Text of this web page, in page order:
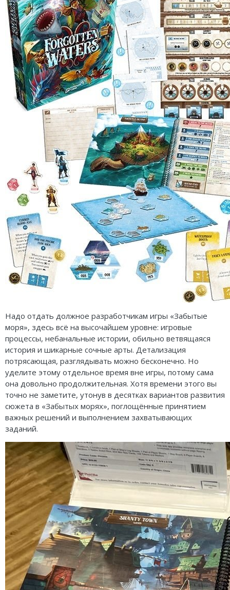
Надо отдать должное разработчикам игры «Забытые
моря», здесь всё на высочайшем уровне: игровые
процессы, небанальные истории, обильно ветвящаяся
история и шикарные сочные арты. Детализация
потрясающая, разглядывать можно бесконечно. Но
уделите этому отдельное время вне игры, потому сама
она довольно продолжительная. Хотя времени этого вы
точно не заметите, утонув в десятках вариантов развития
сюжета в «Забытых морях», поглощённые принятием
важных решений и выполнением захватывающих
заданий.